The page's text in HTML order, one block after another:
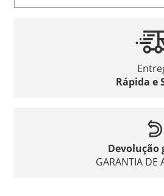
Rápida e
GARANTIA DE